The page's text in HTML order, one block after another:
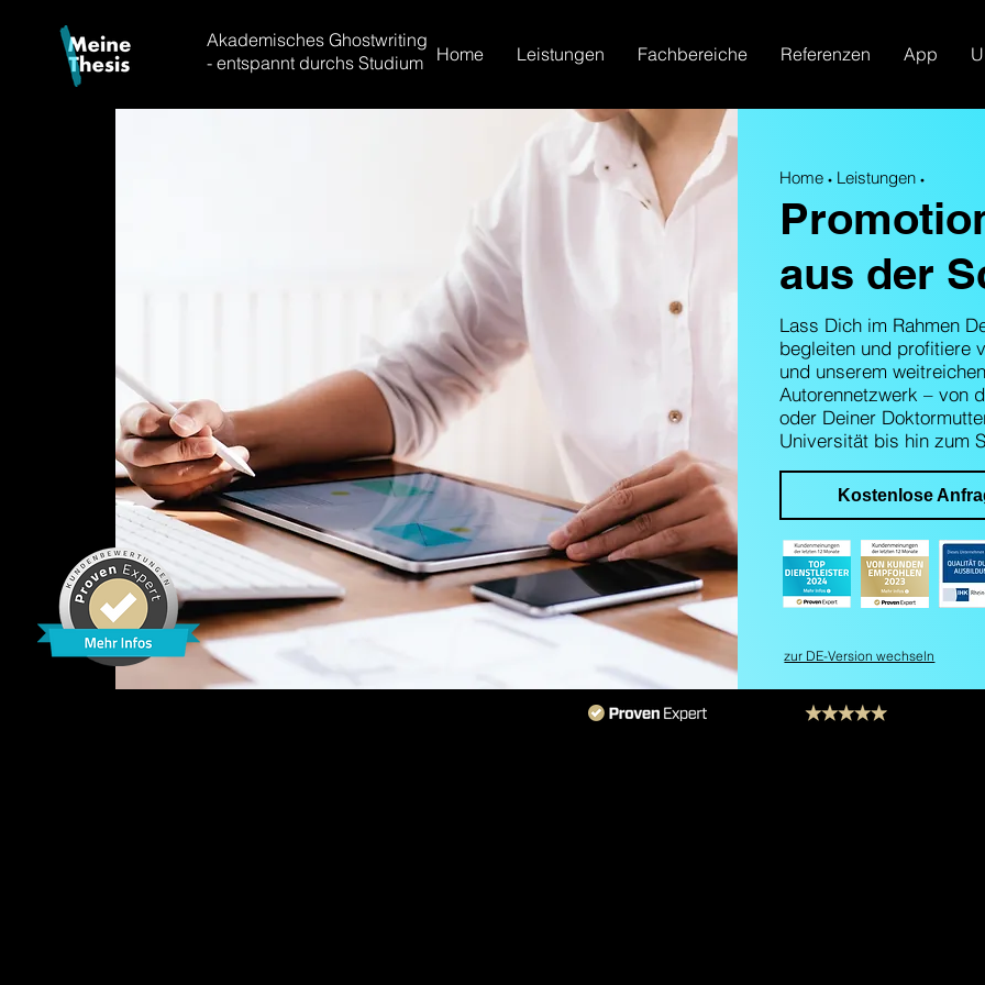
Akademisches Ghostwriting
- entspannt durchs Studium
Home Leistungen Fachbereiche Referenzen App
Home • Leistungen•
aus der
Lass Dich im Rahmen
begleiten und profitiere
und unserem
Autorennetzwerk – von
oder Deiner
Universität bis hin zum
Kostenlose
zur DE-Version wechseln